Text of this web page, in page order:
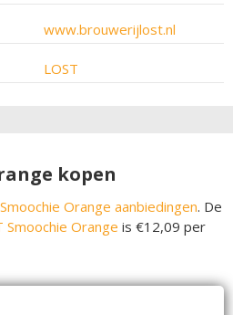
www.brouwerijlost.nl
LOST
kopen
Orange aanbiedingen. De
Smoochie Orange is €12,09 per